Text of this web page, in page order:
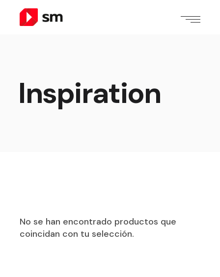
Inspiration
No se han encontrado productos que
coincidan con tu selección.